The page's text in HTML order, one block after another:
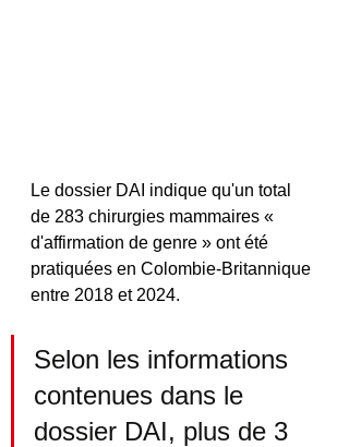
Le dossier DAI indique qu'un total
de 283 chirurgies mammaires «
d'affirmation de genre » ont été
pratiquées en Colombie-Britannique
entre 2018 et 2024.
Selon les informations
contenues dans le
dossier DAI, plus de 3